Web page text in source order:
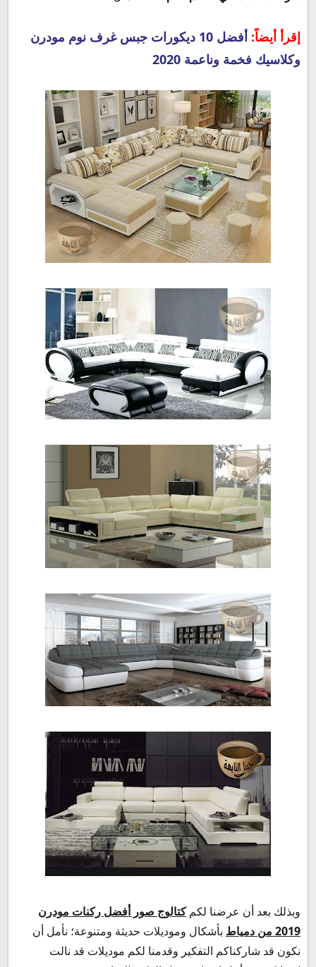
إقرأ أيضاً:
أفضل 10 ديكورات جبس غرف نوم مودرن
وكلاسيك فخمة وناعمة 2020
وبذلك بعد أن عرضنا لكمكتالوج صور أفضل ركنات مودرن
2019 من دمياط
بأشكال وموديلات حديثة ومتنوعة؛ نأمل أن
نكون قد شاركناكم التفكير وقدمنا لكم موديلات قد نالت